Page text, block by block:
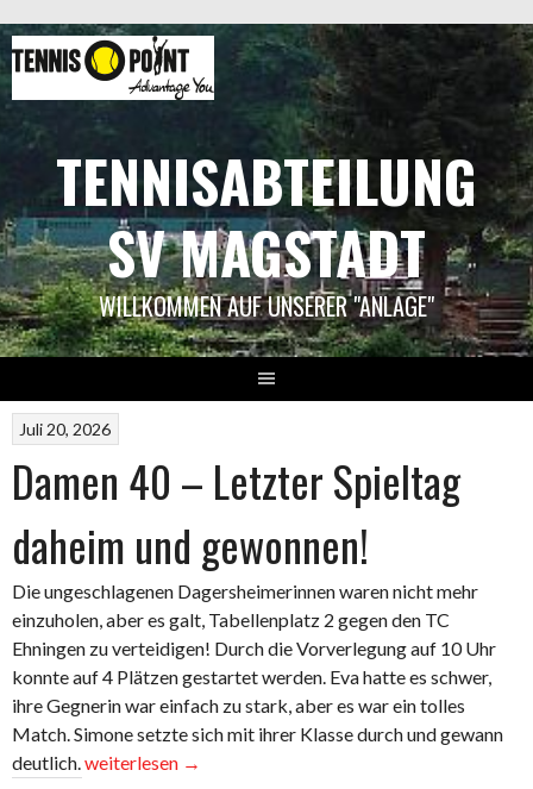
zum
Inhalt
TENNISABTEILUNG
SV MAGSTADT
WILLKOMMEN AUF UNSERER "ANLAGE"
Juli 20, 2026
Damen 40 – Letzter Spieltag
daheim und gewonnen!
Die ungeschlagenen Dagersheimerinnen waren nicht mehr
einzuholen, aber es galt, Tabellenplatz 2 gegen den TC
Ehningen zu verteidigen! Durch die Vorverlegung auf 10 Uhr
konnte auf 4 Plätzen gestartet werden. Eva hatte es schwer,
ihre Gegnerin war einfach zu stark, aber es war ein tolles
Match. Simone setzte sich mit ihrer Klasse durch und gewann
deutlich. „Damen
weiterlesen →